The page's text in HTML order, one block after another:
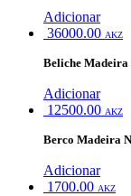
Adicionar
36000.00 AKZ
Beliche Madeira
Adicionar
12500.00 AKZ
Berco Madeira
Adicionar
1700.00 AKZ